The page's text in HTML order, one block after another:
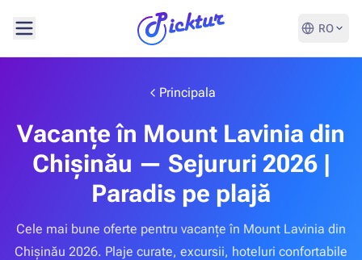
RO
Principala
Vacanțe în Mount Lavinia din
Chișinău — Sejururi 2026 |
Paradis pe plajă
Cele mai bune oferte pentru vacanțe în Mount Lavinia din
Chișinău 2026. Plaje curate, excursii, hoteluri confortabile